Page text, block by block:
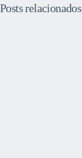
Posts relacionados